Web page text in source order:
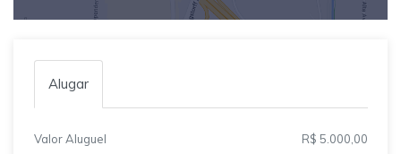
Alugar
Valor Aluguel
R$ 5.000,00